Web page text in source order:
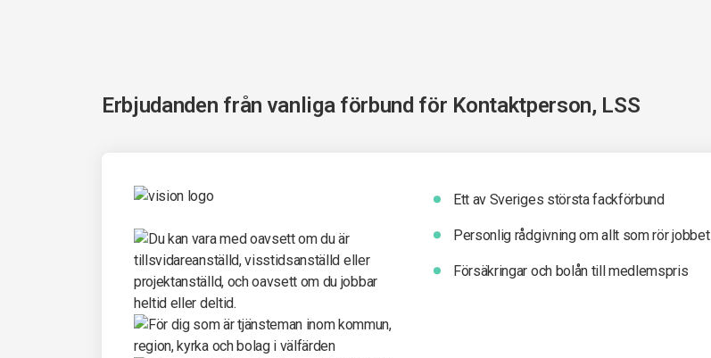
Erbjudanden från vanliga förbund för Kontaktperson, LSS
Ett av Sveriges största fackförbund
Personlig rådgivning om allt som rör jobbet
Försäkringar och bolån till medlemspris